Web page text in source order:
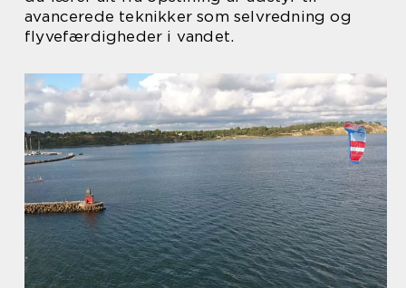
avancerede teknikker som selvredning og
flyvefærdigheder i vandet.